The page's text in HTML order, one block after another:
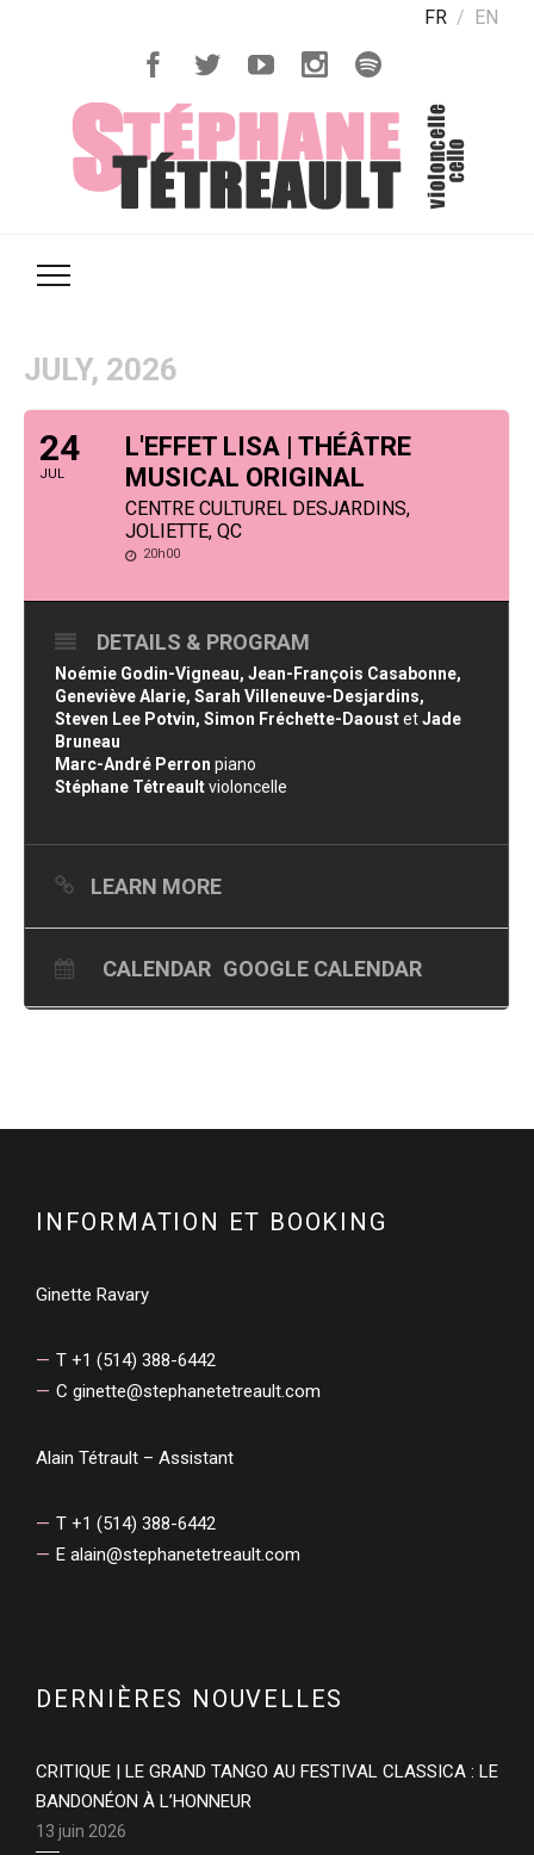
FR EN
JULY, 2026
24
JUL
L'EFFET LISA | THÉÂTRE
MUSICAL ORIGINAL
CENTRE CULTUREL DESJARDINS,
JOLIETTE, QC
20h00
DETAILS & PROGRAM
Noémie Godin-Vigneau, Jean-François Casabonne,
Geneviève Alarie, Sarah Villeneuve-Desjardins,
Steven Lee Potvin, Simon Fréchette-DaoustetJade
Bruneau
Marc-André Perron piano
Stéphane Tétreaultvioloncelle
LEARN MORE
CALENDAR GOOGLE CALENDAR
INFORMATION ET BOOKING
Ginette Ravary
T +1 (514) 388-6442
C ginette@stephanetetreault.com
Alain Tétrault – Assistant
T +1 (514) 388-6442
E alain@stephanetetreault.com
DERNIÈRES NOUVELLES
CRITIQUE | LE GRAND TANGO AU FESTIVAL CLASSICA : LE
BANDONÉON À L’HONNEUR
13 juin 2026